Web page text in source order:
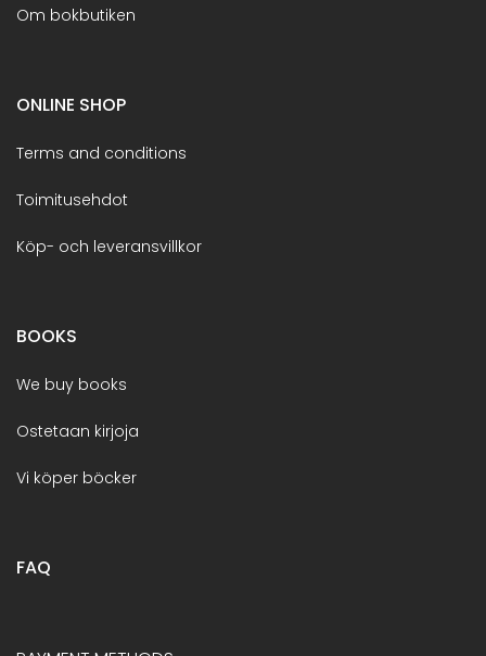
Om bokbutiken
ONLINE SHOP
Terms and conditions
Toimitusehdot
Köp- och leveransvillkor
BOOKS
We buy books
Ostetaan kirjoja
Vi köper böcker
FAQ